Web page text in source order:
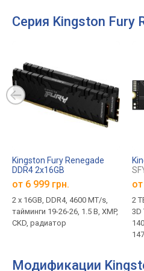
Серия Kingston Fury
Kingston Fury Renegade
DDR4 2x16GB
KF446C19RB1K2/32
от 6 999 грн.
2 х 16GB, DDR4, 4600 MT/s,
тайминги 19-26-26, 1.5 В, XMP,
CKD, радиатор
от
2
3D
Модификации